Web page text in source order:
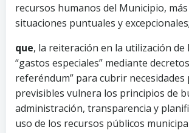
recursos humanos del Municipio,
situaciones puntuales y excepcionales;
que, la reiteración en la utilización de
“gastos especiales” mediante
referéndum” para cubrir
previsibles vulnera los principios de
administración, transparencia y
uso de los recursos públicos